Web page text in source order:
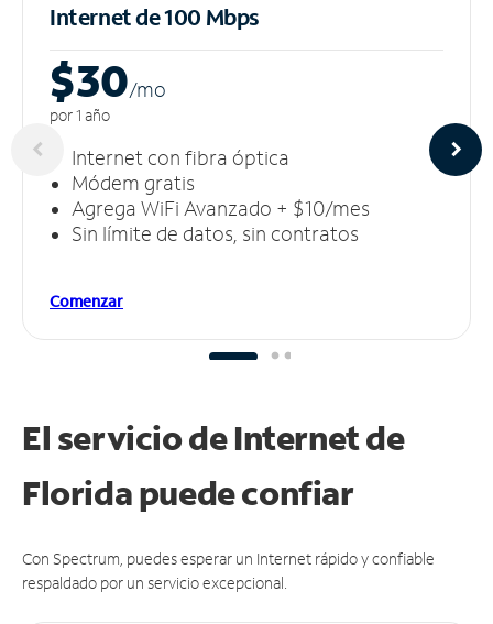
Internet de 100 Mbps
$30/mo
por 1 año
Internet con fibra óptica
Módem gratis
Agrega WiFi Avanzado + $10/mes
Sin límite de datos, sin contratos
Comenzar
El servicio de Internet de
Florida puedeconfiar
Con Spectrum, puedes esperar un Internet rápido y confiable
respaldado por un servicio excepcional.